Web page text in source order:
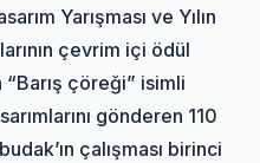
Yarışması ve Yılın
çevrim içi ödül
çöreği” isimli
gönderen 110
çalışması birinci